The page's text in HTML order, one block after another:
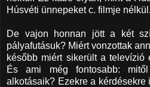
Húsvéti ünnepeket c. filmje nélkül.
De vajon honnan jött a két
pályafutásuk? Miért vonzottak
később miért sikerült a televízió
És ami még fontosabb:
alkotásaik? Ezekre a